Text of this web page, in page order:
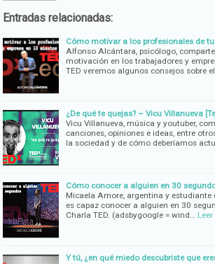
Entradas relacionadas:
Cómo motivar a los profesionales de
Alfonso Alcántara, psicólogo,
motivación en los trabajadores y
TED veremos algunos consejos sobre
¿De qué te quejas? – Vicu Villanueva
Vicu Villanueva, música y youtuber,
canciones, opiniones e ideas, entre
la sociedad y de cómo deberíamos
Cómo conocer a alguien en 30
Micaela Amore, argentina y
es capaz conocer a alguien en 30
Charla TED. (adsbygoogle = wind…
Y tú, ¿en qué miedo descubriste que